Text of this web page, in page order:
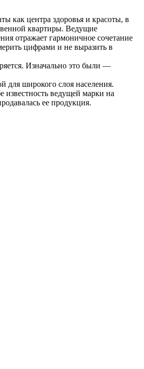
как центра здоровья и красоты, в
квартиры. Ведущие
отражает гармоничное сочетание
цифрами и не выразить в
Изначально это были —
для широкого слоя населения.
ведущей марки на
ее продукция.